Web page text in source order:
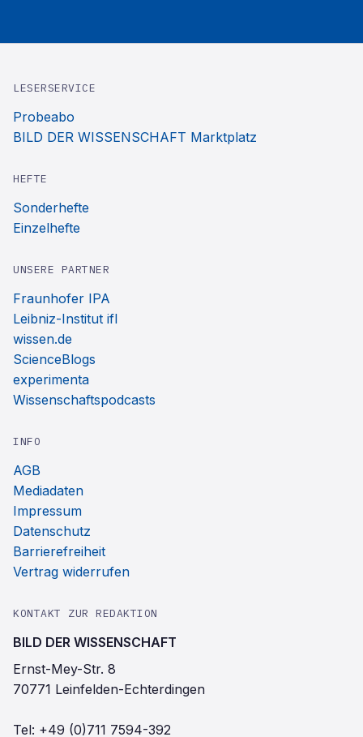
LESERSERVICE
Probeabo
BILD DER WISSENSCHAFT Marktplatz
HEFTE
Sonderhefte
Einzelhefte
UNSERE PARTNER
Fraunhofer IPA
Leibniz-Institut ifl
wissen.de
ScienceBlogs
experimenta
Wissenschaftspodcasts
INFO
AGB
Mediadaten
Impressum
Datenschutz
Barrierefreiheit
Vertrag widerrufen
KONTAKT ZUR REDAKTION
BILD DER WISSENSCHAFT
Ernst-Mey-Str. 8
70771 Leinfelden-Echterdingen
Tel: +49 (0)711 7594-392